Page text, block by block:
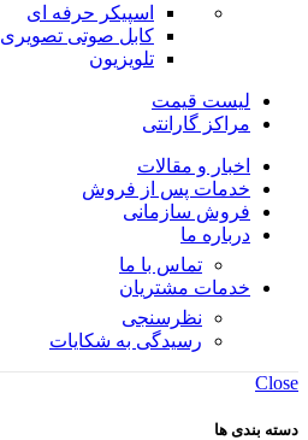
اسپیکر حرفه ای
کابل صوتی تصویری
تلویزیون
لیست قیمت
مراکز گارانتی
اخبار و مقالات
خدمات پس از فروش
فروش سازمانی
درباره ما
تماس با ما
خدمات مشتریان
نظرسنجی
رسیدگی به شکایات
Close
دسته بندی ها